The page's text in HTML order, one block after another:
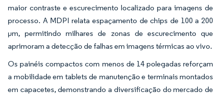
maior contraste e escurecimento localizado para imagens de
processo. A MDPI relata espaçamento de chips de 100 a 200
μm, permitindo milhares de zonas de escurecimento que
aprimoram a detecção de falhas em imagens térmicas ao vivo.
Os painéis compactos com menos de 14 polegadas reforçam
a mobilidade em tablets de manutenção e terminais montados
em capacetes, demonstrando a diversificação do mercado de